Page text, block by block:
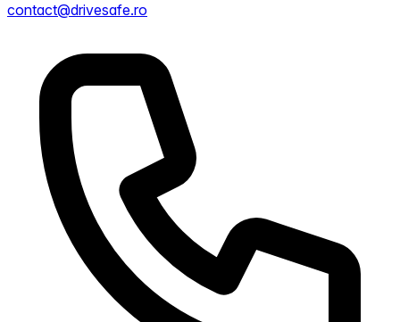
contact@drivesafe.ro